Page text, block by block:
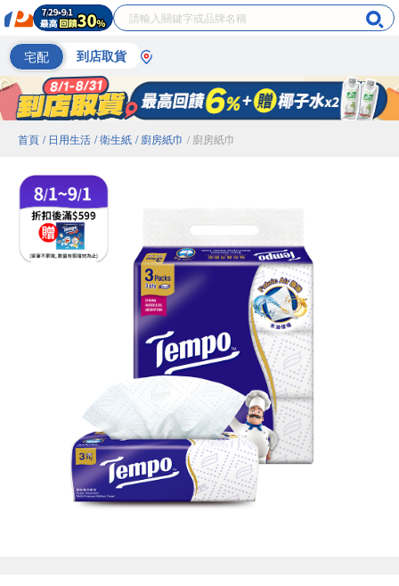
宅配 到店取貨
首頁 / 日用生活 / 衛生紙 / 廚房紙巾 / 廚房紙巾